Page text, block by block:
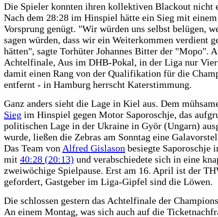
Die Spieler konnten ihren kollektiven Blackout nicht
Nach dem 28:28 im Hinspiel hätte ein Sieg mit
Vorsprung genügt. "Wir würden uns selbst belügen,
sagen würden, dass wir ein Weiterkommen verdient
hätten", sagte Torhüter Johannes Bitter der "Mopo".
Achtelfinale, Aus im DHB-Pokal, in der Liga nur
damit einen Rang von der Qualifikation für die
entfernt - in Hamburg herrscht Katerstimmung.
Ganz anders sieht die Lage in Kiel aus. Dem
Sieg im Hinspiel gegen Motor Saporoschje, das
politischen Lage in der Ukraine in Györ (Ungarn)
wurde, ließen die Zebras am Sonntag eine
Das Team von Alfred Gislason besiegte Saporoschje
mit 40:28 (20:13) und verabschiedete sich in eine
zweiwöchige Spielpause. Erst am 16. April ist der
gefordert, Gastgeber im Liga-Gipfel sind die Löwen.
Die schlossen gestern das Achtelfinale der
An einem Montag, was sich auch auf die